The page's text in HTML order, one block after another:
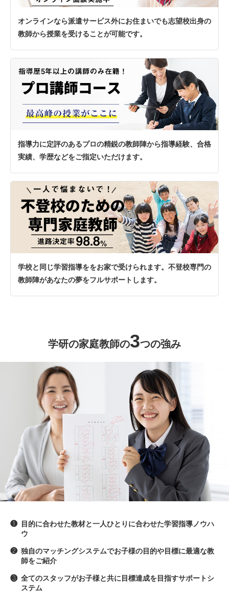
オンラインなら派遣サービス外にお住まいでも志望校出身の
教師から授業を受けることが可能です。
指導力に定評のあるプロの精鋭の教師陣から指導経験、合格
実績、学歴などをご指定いただけます。
学校と同じ学習指導ををお家で受けられます。不登校専門の
教師陣があなたの夢をフルサポートします。
学研の家庭教師の3つの強み
❶
目的に合わせた教材と一人ひとりに合わせた学習指導ノウハ
ウ
❷ 独自のマッチングシステムでお子様の目的や目標に最適な教
師をご紹介
❸ 全てのスタッフがお子様と共に目標達成を目指すサポートシ
ステム